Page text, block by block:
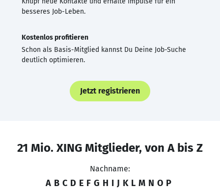
besseres Job-Leben.
Kostenlos profitieren
Schon als Basis-Mitglied kannst Du Deine Job-Suche
deutlich optimieren.
Jetzt registrieren
21 Mio. XING Mitglieder, von A bis Z
Nachname:
A B C D E F G H I J K L M N O P